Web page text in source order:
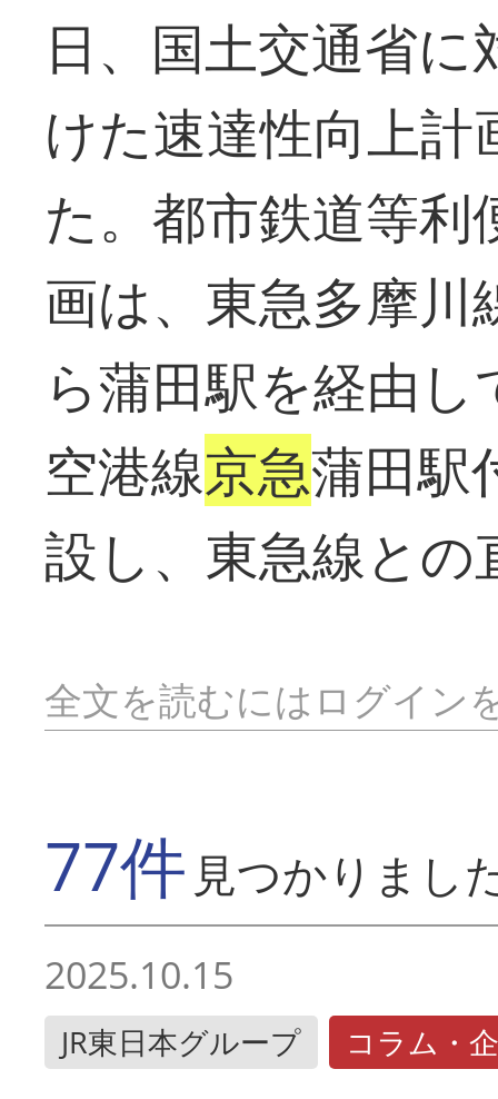
日、国土交通省
けた速達性向上
た。都市鉄道等
画は、東急多摩
ら蒲田駅を経由
空港線京急蒲田駅
設し、東急線と
全文を読むにはログイン
77件 見つかりまし
2025.10.15
JR東日本グループ コラム・